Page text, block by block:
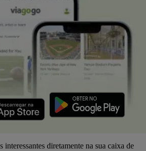
interessantes diretamente na sua caixa de